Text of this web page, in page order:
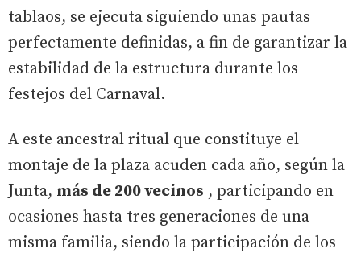
tablaos, se ejecuta siguiendo unas pautas
perfectamente definidas, a fin de garantizar la
estabilidad de la estructura durante los
festejos del Carnaval.
A este ancestral ritual que constituye el
montaje de la plaza acuden cada año, según la
Junta, más de 200 vecinos , participando en
ocasiones hasta tres generaciones de una
misma familia, siendo la participación de los